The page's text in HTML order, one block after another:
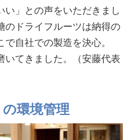
い」との声をいただきまし
のドライフルーツは納得の
自社での製造を決心。
いてきました。（安藤代表
環境管理